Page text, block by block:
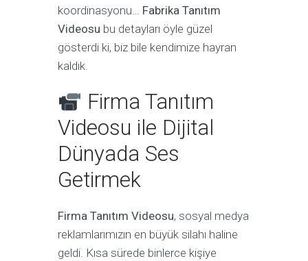
koordinasyonu… Fabrika Tanıtım
Videosu bu detayları öyle güzel
gösterdi ki, biz bile kendimize hayran
kaldık.
Firma Tanıtım
Videosu ile Dijital
Dünyada Ses
Getirmek
Firma Tanıtım Videosu, sosyal medya
reklamlarımızın en büyük silahı haline
geldi. Kısa sürede binlerce kişiye